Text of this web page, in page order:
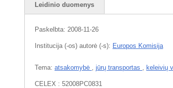
Leidinio duomenys
Paskelbta: 2008-11-26
Institucija (-os) autorė (-s): Europos Komisija
Tema: atsakomybė jūrų transportas keleivių
CELEX : 52008PC0831